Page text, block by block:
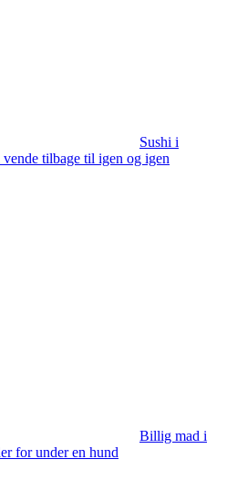
Sushi i
tilbage til igen og igen
Billig mad i
for under en hund